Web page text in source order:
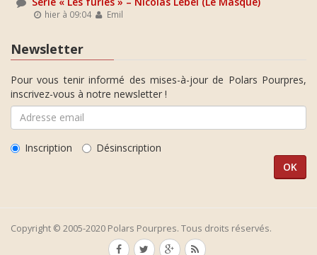
hier à 09:04 Emil
Newsletter
Pour vous tenir informé des mises-à-jour de Polars Pourpres,
inscrivez-vous à notre newsletter !
Inscription Désinscription
Copyright © 2005-2020 Polars Pourpres. Tous droits réservés.